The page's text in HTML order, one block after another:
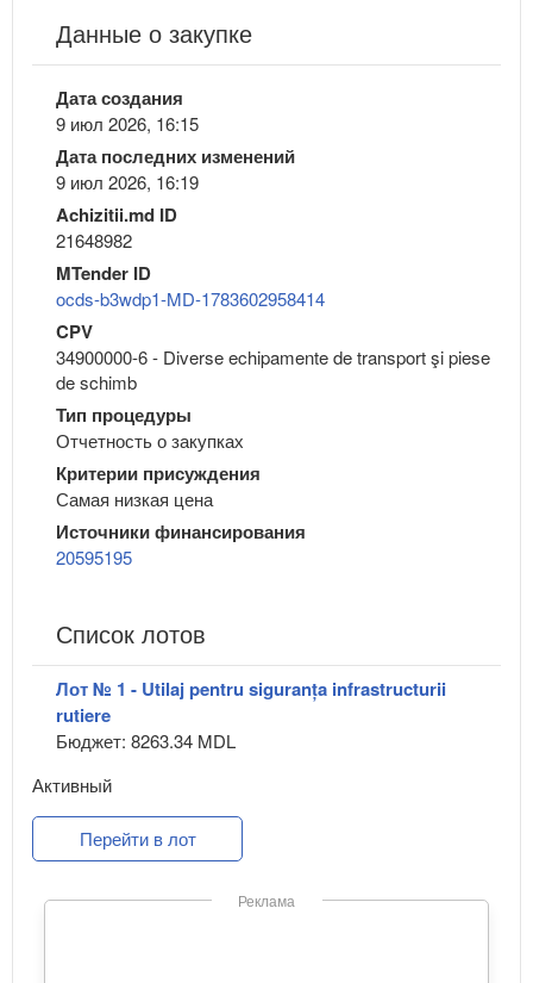
Данные о закупке
Дата создания
9 июл 2026, 16:15
Дата последних изменений
9 июл 2026, 16:19
Achizitii.md ID
21648982
MTender ID
ocds-b3wdp1-MD-1783602958414
CPV
34900000-6 - Diverse echipamente de transport şi piese
de schimb
Тип процедуры
Отчетность о закупках
Критерии присуждения
Самая низкая цена
Источники финансирования
20595195
Список лотов
Лот № 1 - Utilaj pentru siguranța infrastructurii
rutiere
Бюджет: 8263.34 MDL
Активный
Перейти в лот
Реклама